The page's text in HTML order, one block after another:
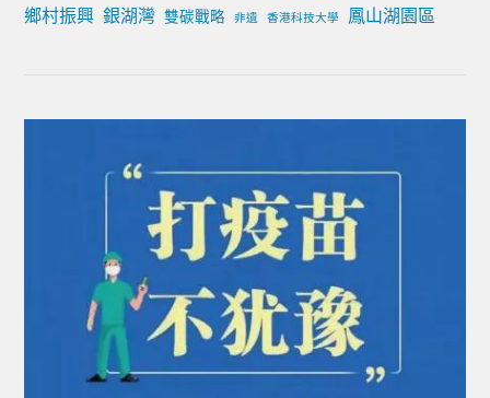
鄉村振興 銀湖灣 雙碳戰略 非遺 香港科技大學 鳳山湖園區